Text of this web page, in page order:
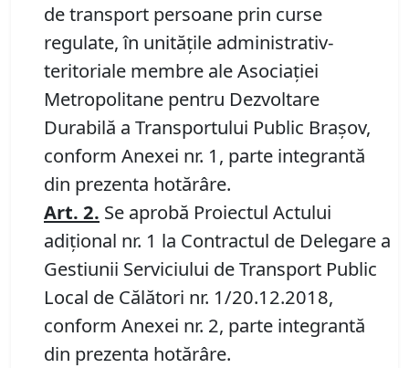
de transport persoane prin curse
regulate, în unităţile administrativ-
teritoriale membre ale Asociaţiei
Metropolitane pentru Dezvoltare
Durabilă a Transportului Public Braşov,
conform Anexei nr. 1, parte integrantă
din prezenta hotărâre.
Art. 2. Se aprobă Proiectul Actului
adiţional nr. 1 la Contractul de Delegare a
Gestiunii Serviciului de Transport Public
Local de Călători nr. 1/20.12.2018,
conform Anexei nr. 2, parte integrantă
din prezenta hotărâre.